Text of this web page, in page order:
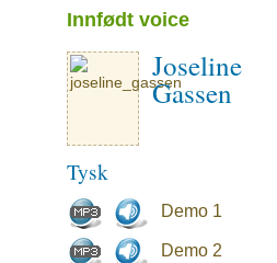
Innfødt voice
Joseline
Gassen
Tysk
Demo 1
Demo 2